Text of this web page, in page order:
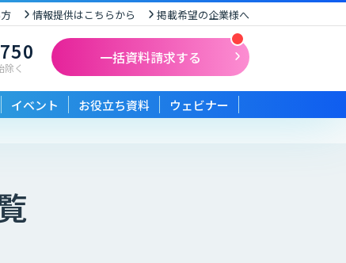
情報提供はこちらから 掲載希望の企業様へ
く
一括資料請求する
イベント お役立ち資料 ウェビナー